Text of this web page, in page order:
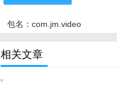
包名：com.jm.video
相关文章